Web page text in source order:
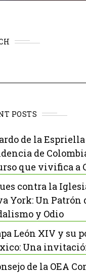
POSTS
de la
de
que vivifica a
contra la
York: Un Patrón
y Odio
León XIV y su
Una
de la OEA